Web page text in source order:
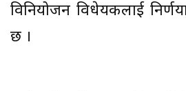
विनियोजन विधेयकलाई
छ ।